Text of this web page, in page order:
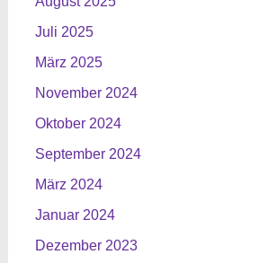
Juli 2025
März 2025
November 2024
Oktober 2024
September 2024
März 2024
Januar 2024
Dezember 2023